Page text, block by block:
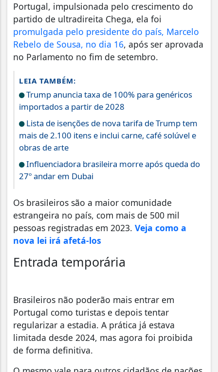
Portugal, impulsionada pelo crescimento do
partido de ultradireita Chega, ela foi
promulgada pelo presidente do país, Marcelo
Rebelo de Sousa, no dia 16, após ser aprovada
no Parlamento no fim de setembro.
LEIA TAMBÉM:
Trump anuncia taxa de 100% para genéricos
importados a partir de 2028
Lista de isenções de nova tarifa de Trump tem
mais de 2.100 itens e inclui carne, café solúvel e
obras de arte
Influenciadora brasileira morre após queda do
27º andar em Dubai
Os brasileiros são a maior comunidade
estrangeira no país, com mais de 500 mil
pessoas registradas em 2023. Veja como a
nova lei irá afetá-los
Entrada temporária
Brasileiros não poderão mais entrar em
Portugal como turistas e depois tentar
regularizar a estadia. A prática já estava
limitada desde 2024, mas agora foi proibida
de forma definitiva.